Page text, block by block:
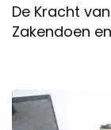
De Kracht
Zakendoen